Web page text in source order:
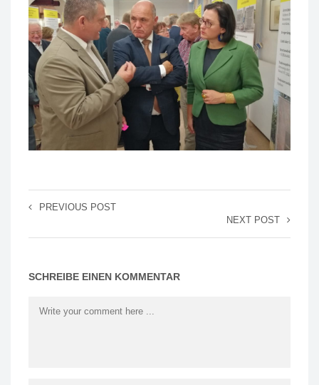
PREVIOUS POST
NEXT POST
SCHREIBE EINEN KOMMENTAR